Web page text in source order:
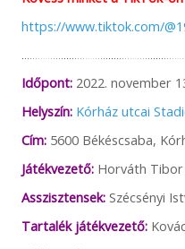
https://www.tiktok.com/
Időpont:2022. november
Helyszín: Kórház utcai
Cím:5600 Békéscsaba,
Játékvezető:Horváth Tibor
Asszisztensek:Szécsényi
Tartalék játékvezető: